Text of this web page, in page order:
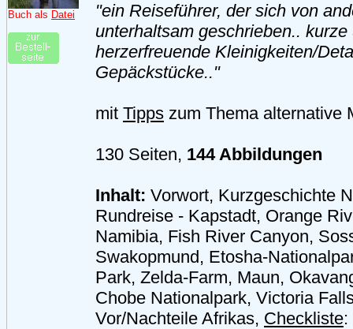
Buch als Datei
"ein Reiseführer, der sich von
unterhaltsam geschrieben.. kurze
herzerfreuende Kleinigkeiten/
Gepäckstücke.."
mit Tipps zum Thema alternative
130 Seiten, 144 Abbildungen
Inhalt: Vorwort, Kurzgeschichte
Rundreise - Kapstadt, Orange
Namibia, Fish River Canyon,
Swakopmund, Etosha-
Park, Zelda-Farm, Maun,
Chobe Nationalpark, Victoria
Vor/Nachteile Afrikas, Checkliste